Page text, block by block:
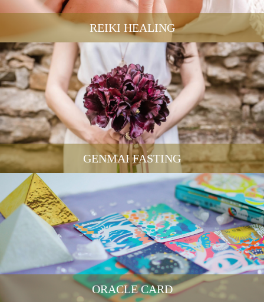
REIKI HEALING
GENMAI FASTING
ORACLE CARD